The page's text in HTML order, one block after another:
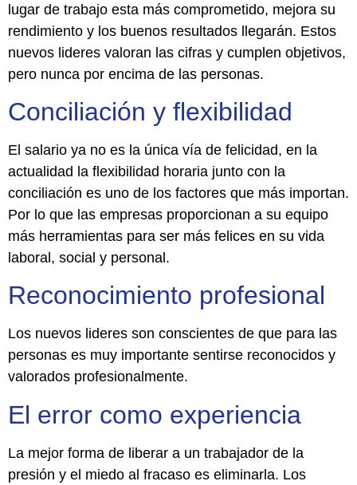
lugar de trabajo esta más comprometido, mejora su
rendimiento y los buenos resultados llegarán. Estos
nuevos lideres valoran las cifras y cumplen objetivos,
pero nunca por encima de las personas.
Conciliación y flexibilidad
El salario ya no es la única vía de felicidad, en la
actualidad la flexibilidad horaria junto con la
conciliación es uno de los factores que más importan.
Por lo que las empresas proporcionan a su equipo
más herramientas para ser más felices en su vida
laboral, social y personal.
Reconocimiento profesional
Los nuevos lideres son conscientes de que para las
personas es muy importante sentirse reconocidos y
valorados profesionalmente.
El error como experiencia
La mejor forma de liberar a un trabajador de la
presión y el miedo al fracaso es eliminarla. Los